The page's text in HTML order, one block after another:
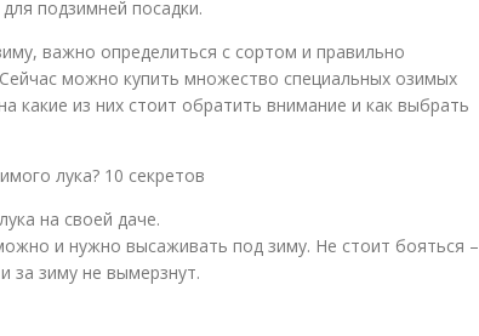
подзимней посадки.
важно определиться с сортом и правильно
можно купить множество специальных озимых
какие из них стоит обратить внимание и как выбрать
лука? 10 секретов
на своей даче.
и нужно высаживать под зиму. Не стоит бояться –
за зиму не вымерзнут.